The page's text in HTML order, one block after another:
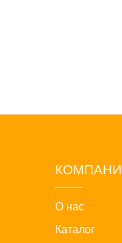
О нас
Каталог